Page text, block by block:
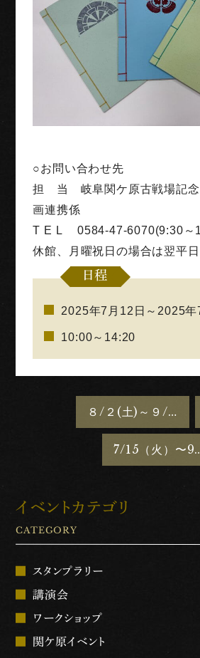
○お問い合わせ先
担 当 岐阜関ケ原古戦場記
画連携係
T E L 0584-47-6070(9:30～
休館、月曜祝日の場合は翌平日
日程
2025年7月12日～2025年
10:00～14:20
８/２(土)～９/２８(日)夏季企画「刀剣乱舞ONLINE×関ケ原〜刀剣から見る関ケ原の軌跡〜」を開催します
7/15（火）〜9/7（日）夏季企画展「
イベントカテゴリ
CATEGORY
スタンプラリー
講演会
ワークショップ
関ケ原イベント